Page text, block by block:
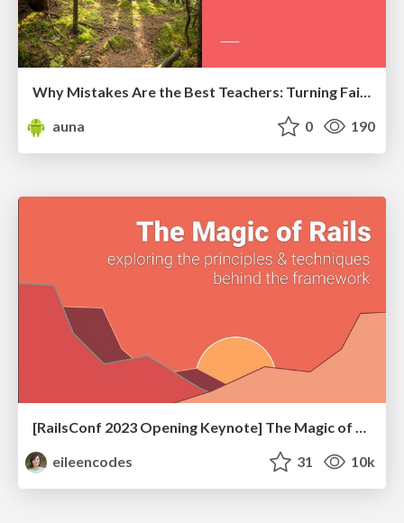
auna
0 190
[RailsConf 2023 Opening Keynote] The Magic of Rails
eileencodes
31 10k